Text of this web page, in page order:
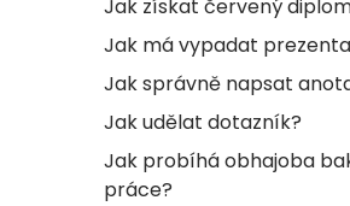
Jak získat červený
Jak má vypadat
Jak správně napsat
Jak udělat dotazník?
Jak probíhá obhajoba
práce?